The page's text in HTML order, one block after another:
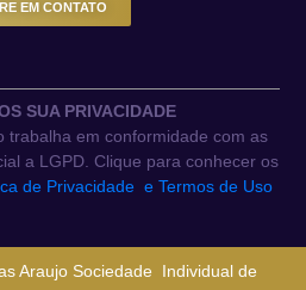
EM CONTATO
SUA PRIVACIDADE
trabalha em conformidade com as
a LGPD. Clique para conhecer os
de Privacidade e Termos de Uso
Araujo Sociedade Individual de